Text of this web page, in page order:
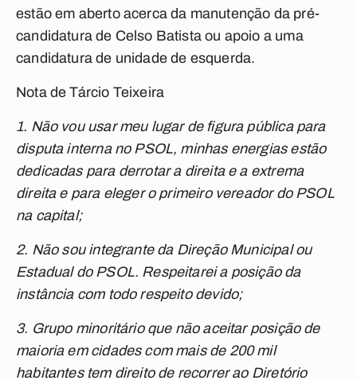
estão em aberto acerca da manutenção da pré-
candidatura de Celso Batista ou apoio a uma
candidatura de unidade de esquerda.
Nota de Tárcio Teixeira
1. Não vou usar meu lugar de figura pública para
disputa interna no PSOL, minhas energias estão
dedicadas para derrotar a direita e a extrema
direita e para eleger o primeiro vereador do PSOL
na capital;
2. ⁠Não sou integrante da Direção Municipal ou
Estadual do PSOL. Respeitarei a posição da
instância com todo respeito devido;
3. ⁠Grupo minoritário que não aceitar posição de
maioria em cidades com mais de 200 mil
habitantes tem direito de recorrer ao Diretório